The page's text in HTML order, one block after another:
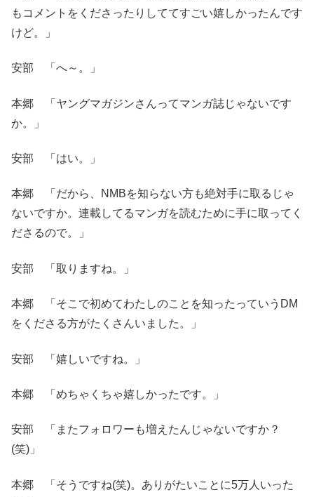
もコメントをくださったりしててすごい嬉しかったんです
けど。」
安部 「へ～。」
本郷 「ヤングマガジンさんってマンガ誌じゃないです
か。」
安部 「はい。」
本郷 「だから、NMBを知らない方も絶対手に取るじゃ
ないですか。連載してるマンガを読むために手に取ってく
ださるので。」
安部 「取りますね。」
本郷 「そこで初めてわたしのことを知ったっていうDM
をくださる方がたくさんいました。」
安部 「嬉しいですね。」
本郷 「めちゃくちゃ嬉しかったです。」
安部 「またフォロワーも増えたんじゃないですか？
(笑)」
本郷 「そうですね(笑)。ありがたいことに5万人いった